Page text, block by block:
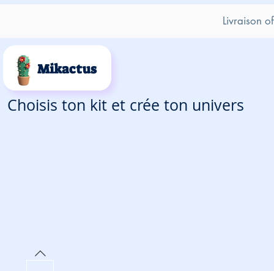
Livraison
Mikactus
Choisis ton kit et crée ton univers